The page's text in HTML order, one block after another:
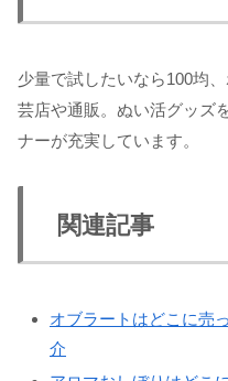
少量で試したいなら100均
芸店や通販。ぬい活グッズ
ナーが充実しています。
関連記事
オブラートはどこに売
介